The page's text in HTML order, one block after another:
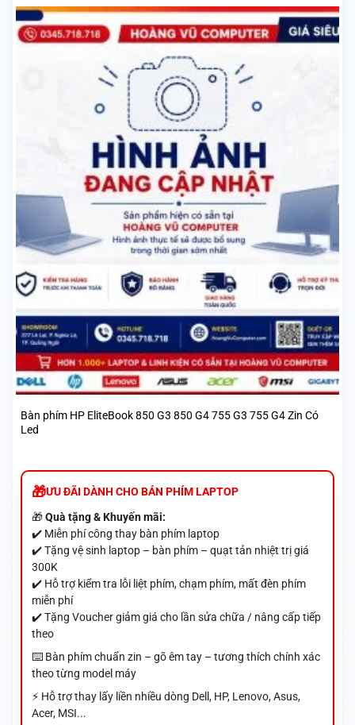
Bàn phím HP EliteBook 850 G3 850 G4 755 G3 755 G4 Zin Có
Led
ƯU ĐÃI DÀNH CHO BÁN PHÍM LAPTOP
🎁Quà tặng & Khuyến mãi:
✔️ Miễn phí công thay bàn phím laptop
✔️ Tặng vệ sinh laptop – bàn phím – quạt tản nhiệt trị giá
300K
✔️ Hỗ trợ kiểm tra lỗi liệt phím, chạm phím, mất đèn phím
miễn phí
✔️ Tặng Voucher giảm giá cho lần sửa chữa / nâng cấp tiếp
theo
⌨️ Bàn phím chuẩn zin – gõ êm tay – tương thích chính xác
theo từng model máy
⚡ Hỗ trợ thay lấy liền nhiều dòng Dell, HP, Lenovo, Asus,
Acer, MSI...